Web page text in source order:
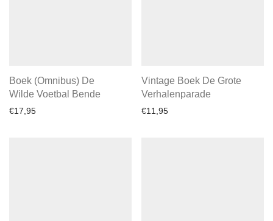
Boek (Omnibus) De
Wilde Voetbal Bende
€17,95
Vintage Boek De Grote
Verhalenparade
€11,95